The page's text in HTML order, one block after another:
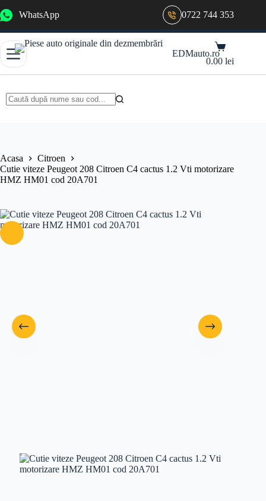
la
WhatsApp 0722 744 353
EDMauto.ro
Coș
de
cumpărături
0.00lei
Acasa
Citroen
Cutie viteze Peugeot 208 Citroen C4 cactus 1.2 Vti motorizare
HMZ HM01 cod 20A701